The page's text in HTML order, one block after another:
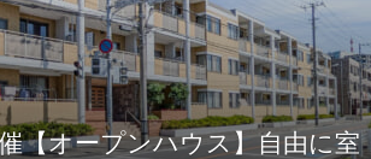
【オープンハウス】自由に室